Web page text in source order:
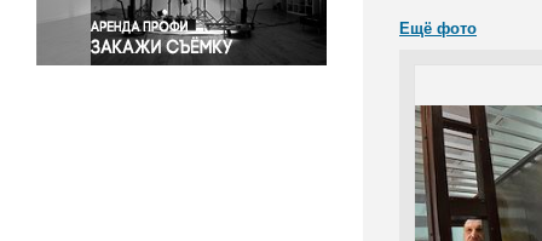
Экономика и бизнес
Ещё фото